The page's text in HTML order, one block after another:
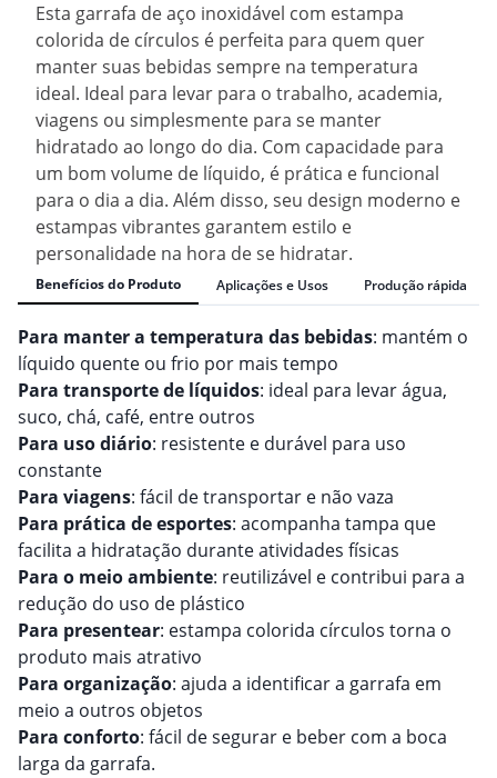
Esta garrafa de aço inoxidável com estampa
colorida de círculos é perfeita para quem quer
manter suas bebidas sempre na temperatura
ideal. Ideal para levar para o trabalho, academia,
viagens ou simplesmente para se manter
hidratado ao longo do dia. Com capacidade para
um bom volume de líquido, é prática e funcional
para o dia a dia. Além disso, seu design moderno e
estampas vibrantes garantem estilo e
personalidade na hora de se hidratar.
Benefícios do Produto Aplicações e Usos Produção rápida
Para manter a temperatura das bebidas: mantém o
líquido quente ou frio por mais tempo
Para transporte de líquidos: ideal para levar água,
suco, chá, café, entre outros
Para uso diário: resistente e durável para uso
constante
Para viagens: fácil de transportar e não vaza
Para prática de esportes: acompanha tampa que
facilita a hidratação durante atividades físicas
Para o meio ambiente: reutilizável e contribui para a
redução do uso de plástico
Para presentear: estampa colorida círculos torna o
produto mais atrativo
Para organização: ajuda a identificar a garrafa em
meio a outros objetos
Para conforto: fácil de segurar e beber com a boca
larga da garrafa.